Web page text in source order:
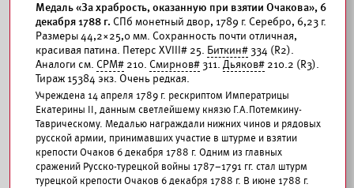
Медаль «За храбрость, оказанную при взятии Очакова», 6
декабря 1788 г. СПб монетный двор, 1789 г. Серебро, 6,23 г.
Размеры 44,2×25,0 мм. Сохранность почти отличная,
красивая патина. Петерс XVIII# 25. Биткин#334 (R2).
Аналоги см. СРМ# 210. Смирнов#311. Дьяков# 210.2 (R3).
Тираж 15384 экз. Очень редкая.
Учреждена 14 апреля 1789 г. рескриптом Императрицы
Екатерины II, данным светлейшему князю Г.А.Потемкину-
Таврическому. Медалью награждали нижних чинов и рядовых
русской армии, принимавших участие в штурме и взятии
крепости Очаков 6 декабря 1788 г. Одним из главных
сражений Русско-турецкой войны 1787–1791 гг. стал штурм
турецкой крепости Очаков 6 декабря 1788 г. В июне 1788 г.